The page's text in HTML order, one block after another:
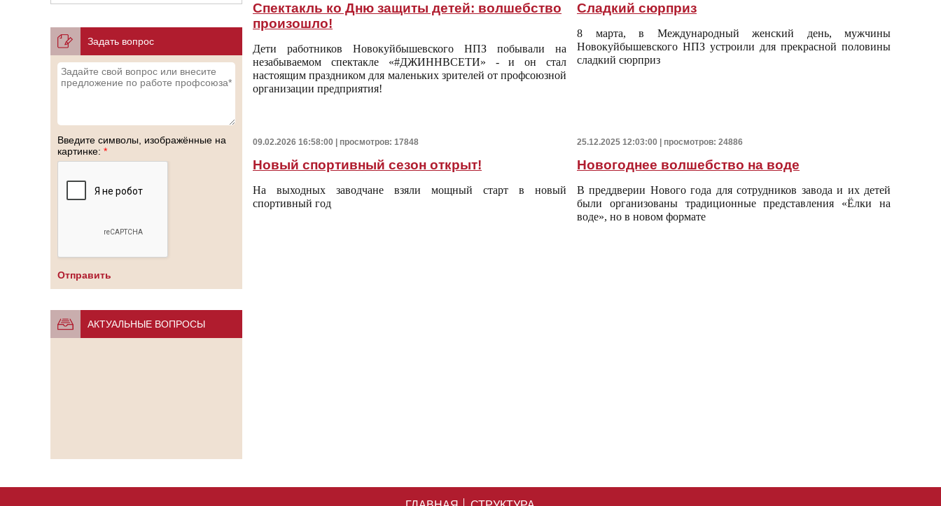
Задать вопрос
Введите символы, изображённые на
картинке: *
АКТУАЛЬНЫЕ ВОПРОСЫ
Спектакль ко Дню защиты детей: волшебство
произошло!
Дети работников Новокуйбышевского НПЗ побывали на
незабываемом спектакле «#ДЖИННВСЕТИ» - и он стал
настоящим праздником для маленьких зрителей от профсоюзной
организации предприятия!
Сладкий сюрприз
8 марта, в Международный женский день, мужчины
Новокуйбышевского НПЗ устроили для прекрасной половины
сладкий сюрприз
09.02.2026 16:58:00 | просмотров: 17848
Новый спортивный сезон открыт!
На выходных заводчане взяли мощный старт в новый
спортивный год
25.12.2025 12:03:00 | просмотров: 24886
Новогоднее волшебство на воде
В преддверии Нового года для сотрудников завода и их детей
были организованы традиционные представления «Ёлки на
воде», но в новом формате